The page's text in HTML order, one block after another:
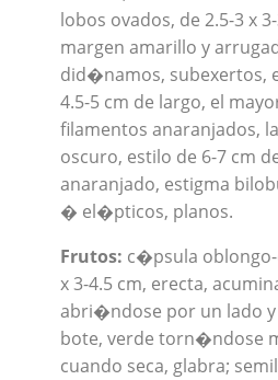
lobos ovados, de 2.5-3 x
margen amarillo y
did�namos, subexertos,
4.5-5 cm de largo, el
filamentos anaranjados,
oscuro, estilo de 6-7 cm
anaranjado, estigma
� el�pticos, planos.
Frutos: c�psula
x 3-4.5 cm, erecta,
abri�ndose por un lado
bote, verde torn�ndose
cuando seca, glabra;